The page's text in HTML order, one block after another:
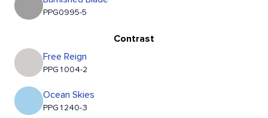
PPG0995-5
Contrast
Free Reign
PPG1004-2
Ocean Skies
PPG1240-3